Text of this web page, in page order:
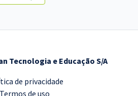
Tecnologia e Educação S/A
de privacidade
Termos de uso